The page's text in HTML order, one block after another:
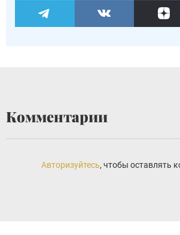
Комментарии
Авторизуйтесь, чтобы оставлять